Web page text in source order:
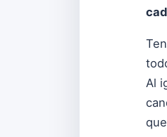
Al